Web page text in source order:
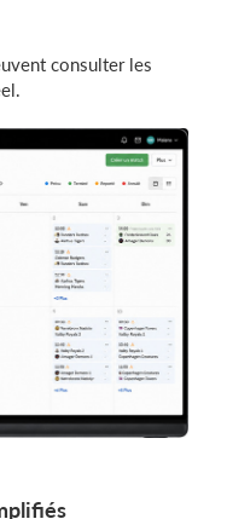
consulter les